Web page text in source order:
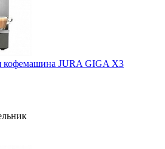
кофемашина JURA GIGA X3